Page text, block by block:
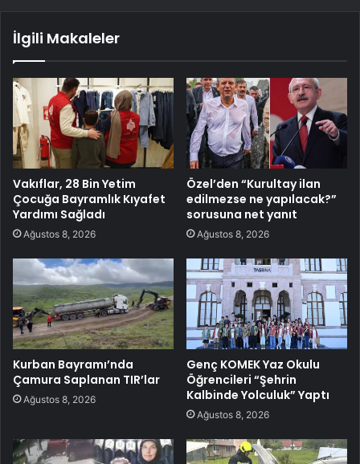
İlgili Makaleler
Vakıflar, 28 Bin Yetim
Çocuğa Bayramlık Kıyafet
Yardımı Sağladı
Ağustos 8, 2026
Özel’den “Kurultay ilan
edilmezse ne yapılacak?”
sorusuna net yanıt
Ağustos 8, 2026
Kurban Bayramı’nda
Çamura Saplanan TIR’lar
Ağustos 8, 2026
Genç KOMEK Yaz Okulu
Öğrencileri “Şehrin
Kalbinde Yolculuk” Yaptı
Ağustos 8, 2026